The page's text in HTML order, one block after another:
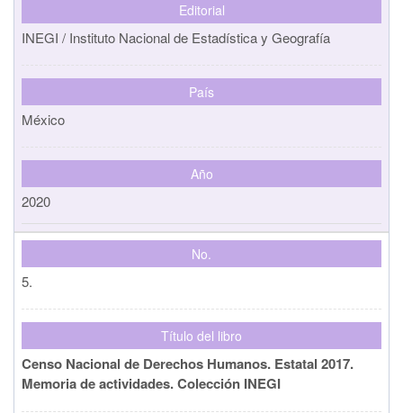
Editorial
INEGI / Instituto Nacional de Estadística y Geografía
País
México
Año
2020
No.
5.
Título del libro
Censo Nacional de Derechos Humanos. Estatal 2017.
Memoria de actividades. Colección INEGI